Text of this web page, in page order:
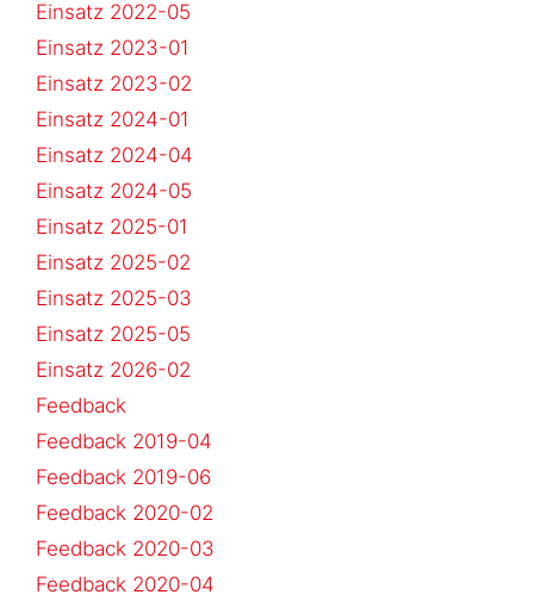
Einsatz 2022-05
Einsatz 2023-01
Einsatz 2023-02
Einsatz 2024-01
Einsatz 2024-04
Einsatz 2024-05
Einsatz 2025-01
Einsatz 2025-02
Einsatz 2025-03
Einsatz 2025-05
Einsatz 2026-02
Feedback
Feedback 2019-04
Feedback 2019-06
Feedback 2020-02
Feedback 2020-03
Feedback 2020-04